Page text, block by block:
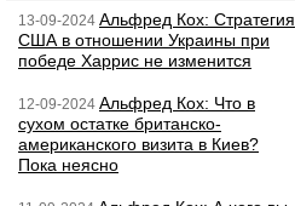
13-09-2024 Альфред Кох: Стратегия
США в отношении Украины при
победе Харрис не изменится
12-09-2024 Альфред Кох: Что в
сухом остатке британско-
американского визита в Киев?
Пока неясно